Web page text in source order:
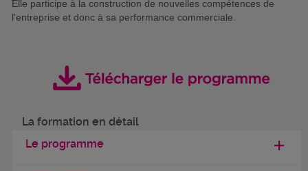
Elle participe à la construction de nouvelles compétences de
l'entreprise et donc à sa performance commerciale.
La formation en détail
Le programme